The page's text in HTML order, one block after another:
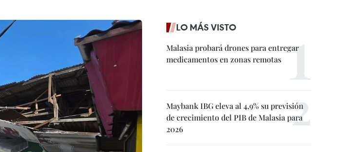
LO MÁS VISTO
Malasia probará drones para entregar
medicamentos en zonas remotas
Maybank IBG eleva al 4,9% su previsión
de crecimiento del PIB de Malasia para
2026